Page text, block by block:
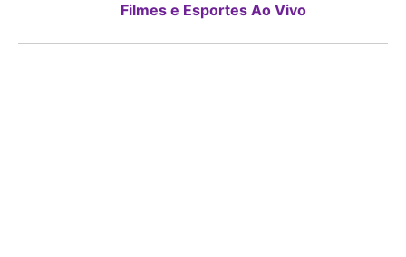
Filmes e Esportes Ao Vivo